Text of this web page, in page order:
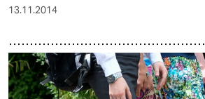
13.11.2014